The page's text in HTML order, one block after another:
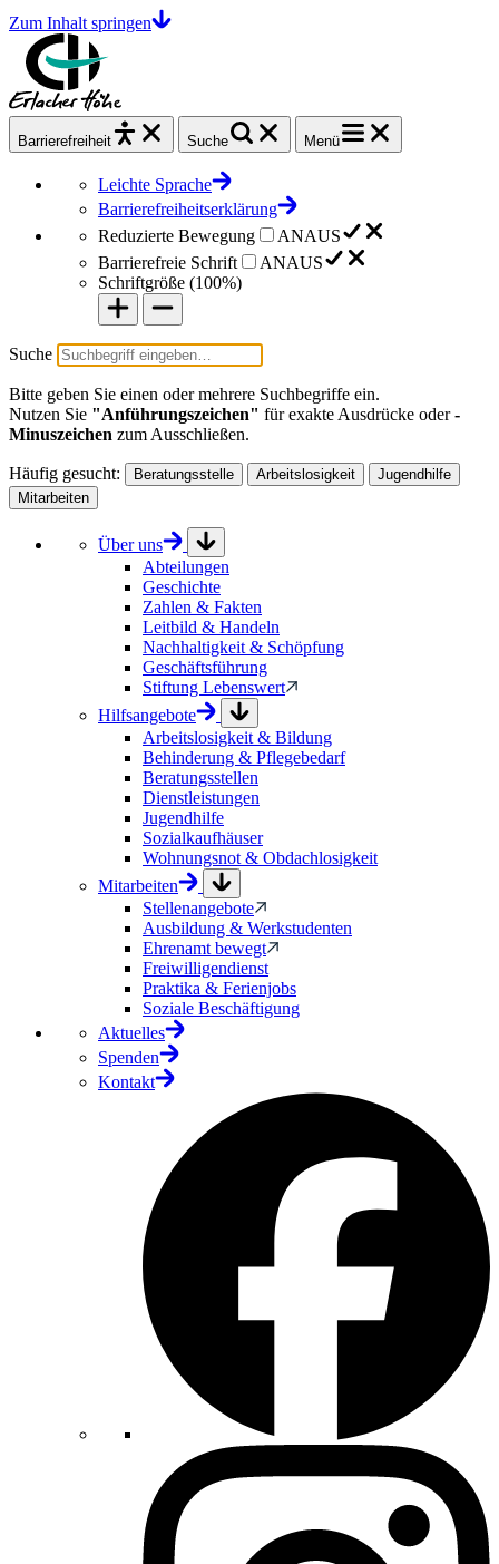
Zum Inhalt springen
Barrierefrei heit Suche Menü
Leichte Sprache
Barrierefreiheitserklärung
Reduzierte Bewegung
ANAUS
Barrierefreie Schrift
ANAUS
Schriftgröße (100%)
Suche
Bitte geben Sie einen oder mehrere Suchbegriffe ein.
Nutzen Sie "Anführungszeichen" für exakte Ausdrücke oder-
Minuszeichen zum Ausschließen.
Häufig gesucht: Beratungsstelle Arbeitslosigkeit
Jugendhilfe
Mitarbeiten
Über uns
Abteilungen
Geschichte
Zahlen & Fakten
Leitbild & Handeln
Nachhaltigkeit & Schöpfung
Geschäftsführung
Stiftung Lebenswert
Hilfsangebote
Arbeitslosigkeit & Bildung
Behinderung & Pflegebedarf
Beratungsstellen
Dienstleistungen
Jugendhilfe
Sozialkaufhäuser
Wohnungsnot & Obdachlosigkeit
Mitarbeiten
Stellenangebote
Ausbildung & Werkstudenten
Ehrenamt bewegt
Freiwilligendienst
Praktika & Ferienjobs
Soziale Beschäftigung
Aktuelles
Spenden
Kontakt